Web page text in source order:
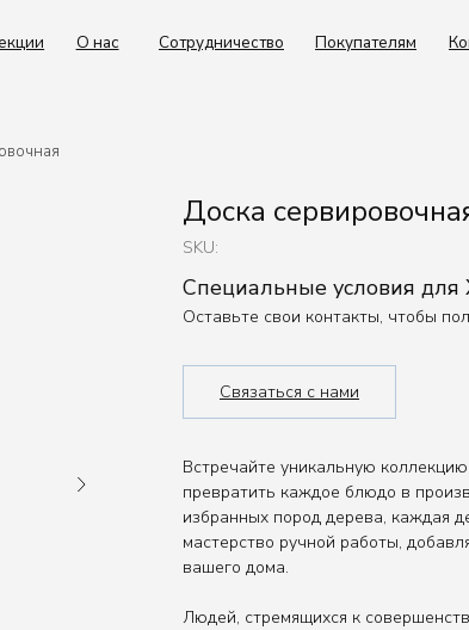
О нас Контакты
Покупателям
Сотрудничество
Доска
SKU:
Специальные условия
Оставьте свои контакты, чтобы
Связаться с нами
Встречайте уникальную
превратить каждое блюдо в
избранных пород дерева, каждая
мастерство ручной работы,
вашего дома.
Людей, стремящихся к